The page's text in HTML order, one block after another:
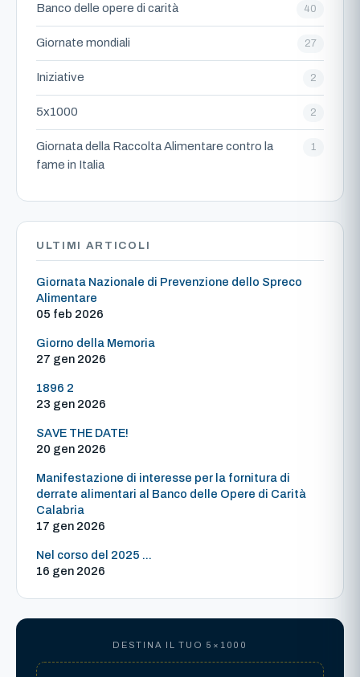
Banco delle opere di carità 40
Giornate mondiali 27
Iniziative 2
5x1000 2
Giornata della Raccolta Alimentare contro la
fame in Italia
1
ULTIMI ARTICOLI
Giornata Nazionale di Prevenzione dello Spreco
Alimentare
05 feb 2026
Giorno della Memoria
27 gen 2026
1896 2
23 gen 2026
SAVE THE DATE!
20 gen 2026
Manifestazione di interesse per la fornitura di
derrate alimentari al Banco delle Opere di Carità
Calabria
17 gen 2026
Nel corso del 2025 ...
16 gen 2026
DESTINA IL TUO 5×1000